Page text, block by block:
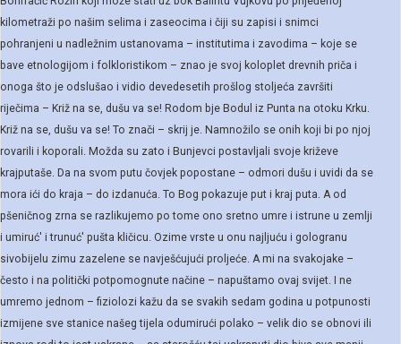
kilometraži po našim selima i zaseocima i čiji su zapisi i snimci
pohranjeni u nadležnim ustanovama – institutima i zavodima – koje se
bave etnologijom i folkloristikom – znao je svoj koloplet drevnih priča i
onoga što je odslušao i vidio devedesetih prošlog stoljeća završiti
riječima – Križ na se, dušu va se! Rodom bje Bodul iz Punta na otoku Krku.
Križ na se, dušu va se! To znači – skrij je. Namnožilo se onih koji bi po njoj
rovarili i koporali. Možda su zato i Bunjevci postavljali svoje križeve
krajputaše. Da na svom putu čovjek popostane – odmori dušu i uvidi da se
mora ići do kraja – do izdanuća. To Bog pokazuje put i kraj puta. A od
pšeničnog zrna se razlikujemo po tome ono sretno umre i istrune u zemlji
i umiruć' i trunuć' pušta kličicu. Ozime vrste u onu najljuću i gologranu
sivobijelu zimu zazelene se navješćujući proljeće. A mi na svakojake –
često i na politički potpomognute načine – napuštamo ovaj svijet. I ne
umremo jednom – fiziolozi kažu da se svakih sedam godina u potpunosti
izmijene sve stanice našeg tijela odumirući polako – velik dio se obnovi ili